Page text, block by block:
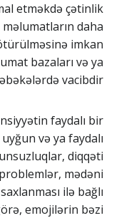
etməkdə çətinlik
məlumatların daha
imkan
bazaları və ya
vacibdir.
faydalı bir
və ya faydalı
diqqəti
mədəni
ilə bağlı
emojilərin bəzi